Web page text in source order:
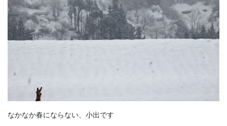
なかなか春にならない、小出です